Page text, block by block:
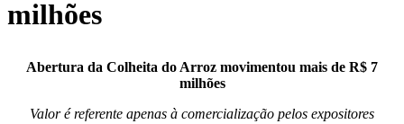
milhões
Abertura da Colheita do Arroz movimentou mais de R$ 7
milhões
Valor é referente apenas à comercialização pelos expositores